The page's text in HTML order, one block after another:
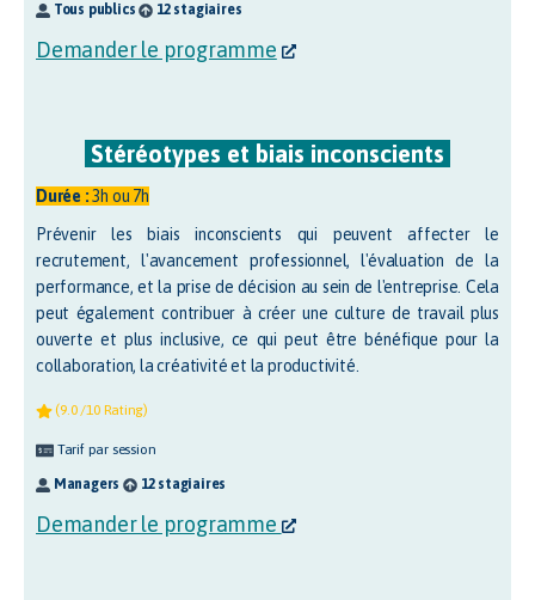
Tous publics 12 stagiaires
Demander le programme
Stéréotypes et biais inconscients
Durée :3h ou 7h
Prévenir les biais inconscients qui peuvent affecter le
recrutement, l'avancement professionnel, l'évaluation de la
performance, et la prise de décision au sein de l'entreprise. Cela
peut également contribuer à créer une culture de travail plus
ouverte et plus inclusive, ce qui peut être bénéfique pour la
collaboration, la créativité et la productivité.
(9.0 /10 Rating)
Tarif par session
Managers 12 stagiaires
Demander le programme